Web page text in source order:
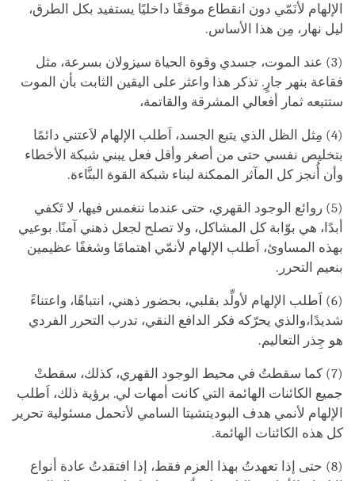
الإلهام لأنَمّي دون انقطاع موقفًا داخليًا يستفيد بكل الطرق،
ليل نهار، مِن هذا الأساس.
(3) عند الموت، جسدي وقوة الحياة سيزولان بسرعة، مثل
فقاعة بنهر جارٍ. تذكر هذا واعثر على اليقين الثابت بأن الموت
ستتبعه ثمار أفعالي المشرقة والقاتمة،
(4) مِثل الظل الذي يتبع الجسد، اَطلب الإلهام لاَعتني دائمًا
بتخليص نفسي حتى من أصغر وأقل فعل يبني شبكة الأخطاء
وأن أُنجز كل المآثر الممكنة لبناء شبكة القوة البنَّاءة.
(5) روائع الوجود القهري، حتى عندما ننغمس فيها، لا تَكفي
أبدًا، هي بوّابة كل المشاكل، ولا تصلح لجعل ذهني آمنًا. بوعيي
بهذه المساوئ، اَطلب الإلهام لأنمّي اهتمامًا وشغفًا عظيمين
بنعيم التحرر.
(6) اَطلب الإلهام لأولِّد بقلبي، بحضور ذهني، انتباهًا، واعتناءً
شديدًا،والذي يحرّكه فكر الدافع النقي، تدرب التحرر الفردي
هو جِذر التعاليم.
(7) كما سقطتُ في محيط الوجود القهري، كذلك، سقطتْ
جميع الكائنات الهائمة التي كانت أمهات لي. برؤية ذلك، اَطلب
الإلهام لأنمي هدف البوديتشيتا السامي لأتحمل مسئولية تحرير
كل هذه الكائنات الهائمة.
(8) حتى إذا تعهدتُ بهذا العزم فقط، إذا افتقدتُ عادة أنواع